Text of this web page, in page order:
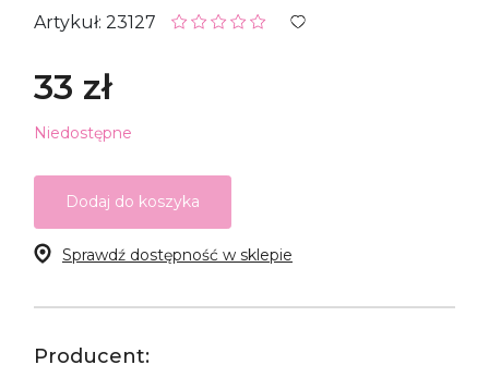
Artykuł: 23127
33 zł
Niedostępne
Dodaj do koszyka
Sprawdź dostępność w sklepie
Producent: